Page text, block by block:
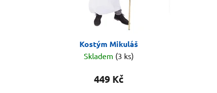
Kostým Mikuláš
Skladem (3 ks)
449 Kč